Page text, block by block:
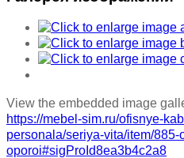
View the embedded image
https://mebel-sim.ru/ofisnye-
personala/seriya-vita/item/
oporoi#sigProId8ea3b4c2a8